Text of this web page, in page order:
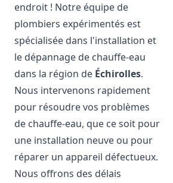
endroit ! Notre équipe de
plombiers expérimentés est
spécialisée dans l'installation et
le dépannage de chauffe-eau
dans la région de Échirolles.
Nous intervenons rapidement
pour résoudre vos problèmes
de chauffe-eau, que ce soit pour
une installation neuve ou pour
réparer un appareil défectueux.
Nous offrons des délais